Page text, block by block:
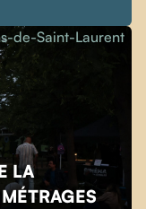
LA
de-Saint-Laurent